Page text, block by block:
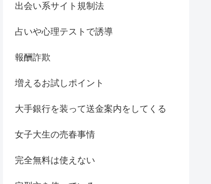
出会い系サイト規制法
占いや心理テストで誘導
報酬詐欺
増えるお試しポイント
大手銀行を装って送金案内をしてくる
女子大生の売春事情
完全無料は使えない